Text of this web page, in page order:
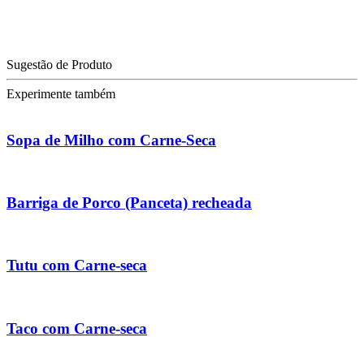
Sugestão de Produto
Experimente também
Sopa de Milho com Carne-Seca
Barriga de Porco (Panceta) recheada
Tutu com Carne-seca
Taco com Carne-seca